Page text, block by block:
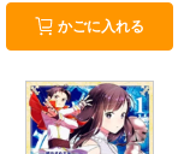
かごに入れる